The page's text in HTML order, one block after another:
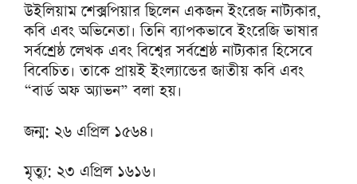
উইলিয়াম শেক্সপিয়ার ছিলেন একজন ইংরেজ নাট্যকার,
কবি এবং অভিনেতা। তিনি ব্যাপকভাবে ইংরেজি ভাষার
সর্বশ্রেষ্ঠ লেখক এবং বিশ্বের সর্বশ্রেষ্ঠ নাট্যকার হিসেবে
বিবেচিত। তাকে প্রায়ই ইংল্যান্ডের জাতীয় কবি এবং
“বার্ড অফ অ্যাভন” বলা হয়।
জন্ম: ২৬ এপ্রিল ১৫৬৪।
মৃত্যু: ২৩ এপ্রিল ১৬১৬।